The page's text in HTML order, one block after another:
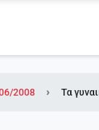
2008 Τα